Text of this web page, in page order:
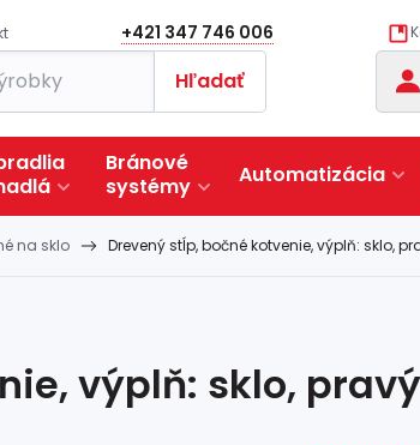
+421 347 746 006
Hľadať
Bránové
systémy
Automatizácia
na sklo Drevený stĺp, bočné kotvenie, výplň: sklo,
výplň: sklo, pravý